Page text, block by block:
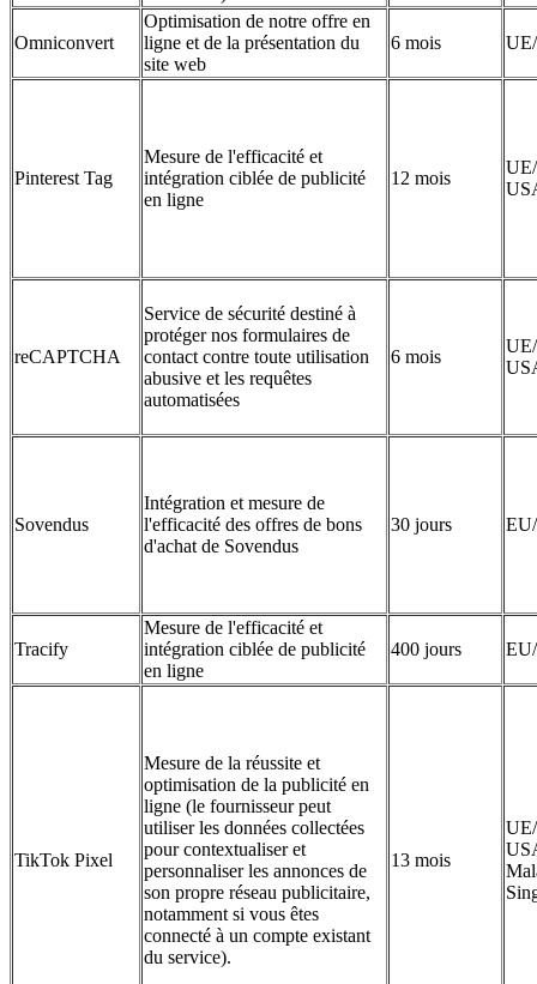
Omniconvert
Optimisation de notre offre en
ligne et de la présentation du
site web
6 mois
Pinterest Tag
Mesure de l'efficacité et
intégration ciblée de publicité
en ligne
12 mois
reCAPTCHA
Service de sécurité destiné à
protéger nos formulaires de
contact contre toute utilisation
abusive et les requêtes
automatisées
6 mois
Sovendus
Intégration et mesure de
l'efficacité des offres de bons
d'achat de Sovendus
30 jours
Tracify
Mesure de l'efficacité et
intégration ciblée de publicité
en ligne
400 jours
TikTok Pixel
Mesure de la réussite et
optimisation de la publicité en
ligne (le fournisseur peut
utiliser les données collectées
pour contextualiser et
personnaliser les annonces de
son propre réseau publicitaire,
notamment si vous êtes
connecté à un compte existant
du service).
13 mois